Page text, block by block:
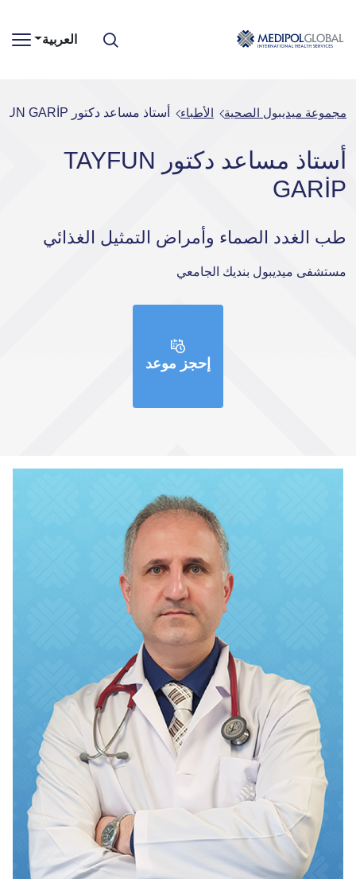
العربية
مجموعة ميديبول الصحية الأطباء أستاذ مساعد دكتور TAYFUN GARİP
أستاذ مساعد دكتور TAYFUN
GARİP
طب الغدد الصماء وأمراض التمثيل الغذائي
مستشفى ميديبول بنديك الجامعي
إحجز موعد